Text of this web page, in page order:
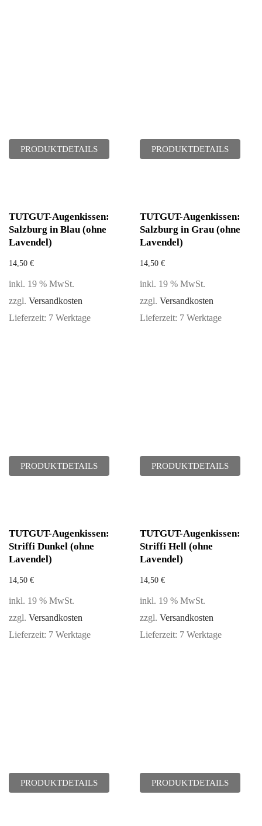
PRODUKTDETAILS PRODUKTDETAILS
TUTGUT-Augenkissen:
Salzburg in Blau (ohne
Lavendel)
14,50 €
inkl. 19 % MwSt.
zzgl. Versandkosten
Lieferzeit: 7 Werktage
PRODUKTDETAILS
TUTGUT-Augenkissen:
Salzburg in Grau (ohne
Lavendel)
14,50 €
inkl. 19 % MwSt.
zzgl. Versandkosten
Lieferzeit: 7 Werktage
PRODUKTDETAILS
TUTGUT-Augenkissen:
Striffi Dunkel (ohne
Lavendel)
14,50 €
inkl. 19 % MwSt.
zzgl. Versandkosten
Lieferzeit: 7 Werktage
PRODUKTDETAILS
TUTGUT-Augenkissen:
Striffi Hell (ohne
Lavendel)
14,50 €
inkl. 19 % MwSt.
zzgl. Versandkosten
Lieferzeit: 7 Werktage
PRODUKTDETAILS